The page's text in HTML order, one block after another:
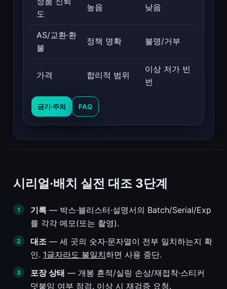
도
높음 낮음
AS/교환·환
불
정책 명확 불명/거부
가격 합리적 범위
이상 저가 빈
번
금기·주의 FAQ
시리얼·배치 실전 대조 3단계
기록 — 박스·블리스터·설명서의 Batch/Serial/Exp
를 각각 메모(또는 촬영).
대조 — 세 곳의 숫자·문자열이 전부 일치하는지 확
인. 1글자라도 불일치하면 사용 중단.
포장 상태 — 개봉 흔적/실링 손상/재접착·스티커
덧붙임 여부 점검. 이상 시 재검증 요청.